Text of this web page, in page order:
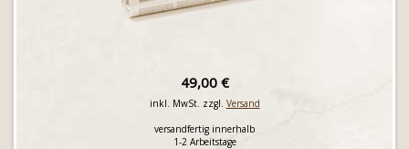
49,00 €
inkl. MwSt. zzgl. Versand
versandfertig innerhalb
1-2 Arbeitstage